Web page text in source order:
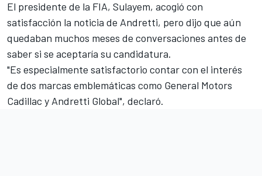
El presidente de la FIA, Sulayem, acogió con
satisfacción la noticia de Andretti, pero dijo que aún
quedaban muchos meses de conversaciones antes de
saber si se aceptaría su candidatura.
"Es especialmente satisfactorio contar con el interés
de dos marcas emblemáticas como General Motors
Cadillac y Andretti Global", declaró.